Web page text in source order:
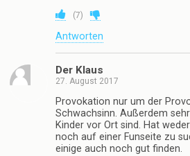
(7)
Antworten
Der Klaus
27. August 2017
Provokation nur um der
Schwachsinn. Außerdem
Kinder vor Ort sind. Hat
noch auf einer Funseite zu
einige auch noch gut finden.